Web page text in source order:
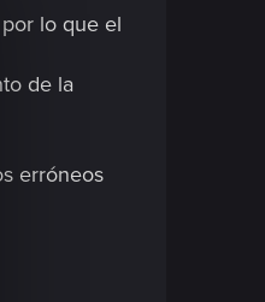
lo que el
de la
erróneos